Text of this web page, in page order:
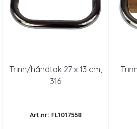
Trinn/håndtak 27 x 13 cm,
316
Art.nr: FL1017558